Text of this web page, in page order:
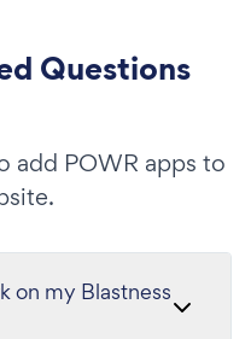
Questions
add POWR apps to
on my Blastness